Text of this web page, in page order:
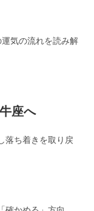
気の流れを読み解
座へ
落ち着きを取り戻